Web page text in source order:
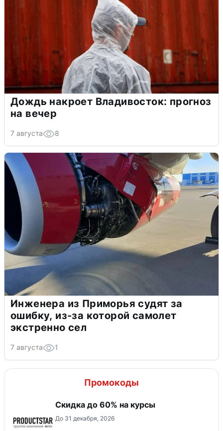
Дождь накроет Владивосток: прогноз
на вечер
7 августа 8
Инженера из Приморья судят за
ошибку, из-за которой самолет
экстренно сел
7 августа 1
Промокоды
Скидка до 60% на курсы
До 31 декабря, 2026